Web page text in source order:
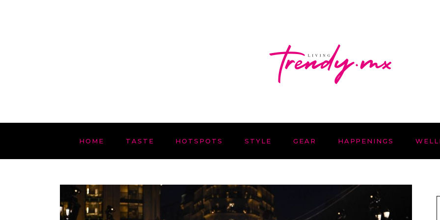
HOME TASTE HOTSPOTS STYLE GEAR HAPPENINGS